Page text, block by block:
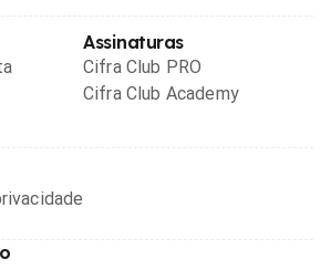
Assinaturas
Cifra Club PRO
Cifra Club Academy